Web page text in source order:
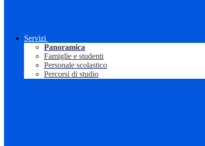
Servizi
Panoramica
Famiglie e studenti
Personale scolastico
Percorsi di studio